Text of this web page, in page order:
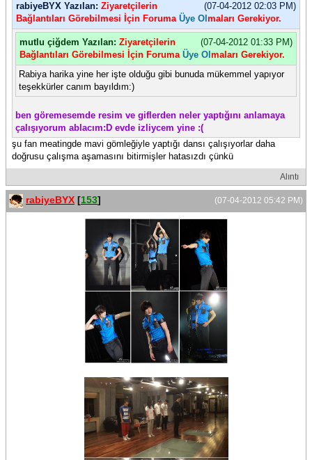
(07-04-2012 02:03 PM)
rabiyeBYX Yazılan: Ziyaretçilerin
Bağlantıları Görebilmesi İçin Foruma Üye Ol maları Gerekiyor.
(07-04-2012 01:33 PM)
mutlu çiğdem Yazılan: Ziyaretçilerin
Bağlantıları Görebilmesi İçin Foruma Üye Ol maları Gerekiyor.
Rabiya harika yine her işte olduğu gibi bunuda mükemmel yapıyor
teşekkürler canım bayıldım:)
ben göremesemde resim ve giflerden neler yaptığını anlamaya
çalışıyorum ablacım:D evde izliycem yine :(
şu fan meatingde mavi gömleğiyle yaptığı dansı çalışıyorlar daha
doğrusu çalışma aşamasını bitirmişler hatasızdı çünkü
Alıntı
(07-04-2012 05:42 PM)
rabiyeBYX [153]